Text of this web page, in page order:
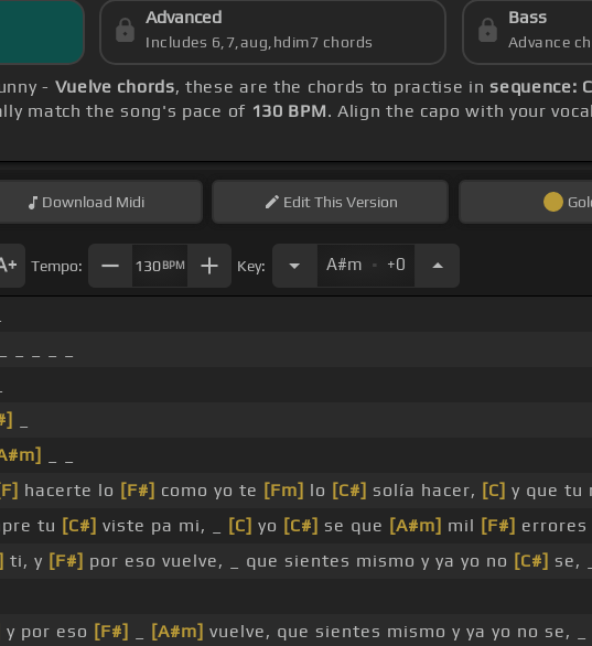
Advanced
Includes 6,7,aug,hdim7 chords
Bass
Advance
- Vuelve chords, these are the chords to practise insequence:
match the song's pace of 130 BPM. Align the capo with your
Download Midi EditThis Version
Tempo: 130BPM Key: A#m . +0
hacerte lo [F#] como yo te [Fm] lo [C#] solía hacer, [C] y que tu
tu [C#] viste pa mi, _ [C] yo [C#] se que [A#m] mil [F#] errores
ti, y [F#] por eso vuelve, _ que sientes mismo y ya yo no [C#] se,
y por eso [F#] [A#m] vuelve, que sientes mismo y ya yo no se,